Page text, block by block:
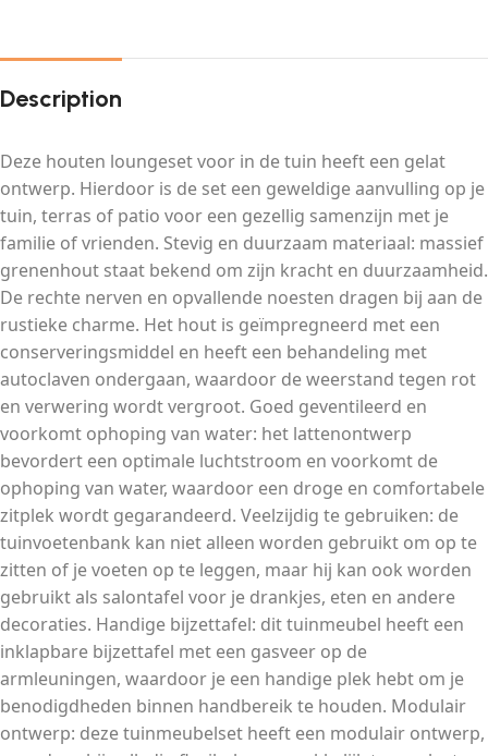
Description
Deze houten loungeset voor in de tuin heeft een gelat
ontwerp. Hierdoor is de set een geweldige aanvulling op je
tuin, terras of patio voor een gezellig samenzijn met je
familie of vrienden. Stevig en duurzaam materiaal: massief
grenenhout staat bekend om zijn kracht en duurzaamheid.
De rechte nerven en opvallende noesten dragen bij aan de
rustieke charme. Het hout is geïmpregneerd met een
conserveringsmiddel en heeft een behandeling met
autoclaven ondergaan, waardoor de weerstand tegen rot
en verwering wordt vergroot. Goed geventileerd en
voorkomt ophoping van water: het lattenontwerp
bevordert een optimale luchtstroom en voorkomt de
ophoping van water, waardoor een droge en comfortabele
zitplek wordt gegarandeerd. Veelzijdig te gebruiken: de
tuinvoetenbank kan niet alleen worden gebruikt om op te
zitten of je voeten op te leggen, maar hij kan ook worden
gebruikt als salontafel voor je drankjes, eten en andere
decoraties. Handige bijzettafel: dit tuinmeubel heeft een
inklapbare bijzettafel met een gasveer op de
armleuningen, waardoor je een handige plek hebt om je
benodigdheden binnen handbereik te houden. Modulair
ontwerp: deze tuinmeubelset heeft een modulair ontwerp,